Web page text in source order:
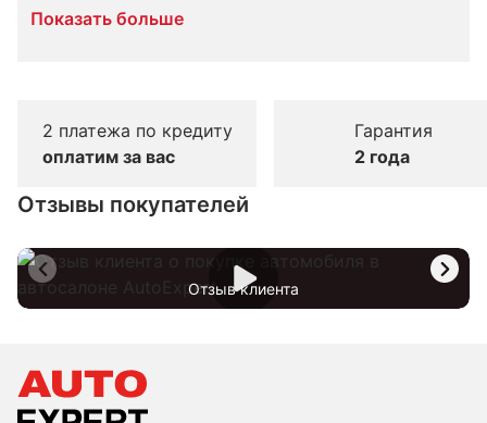
Показать больше
2 платежа по кредиту
оплатим за вас
Гарантия
2 года
Отзывы покупателей
Отзыв клиента